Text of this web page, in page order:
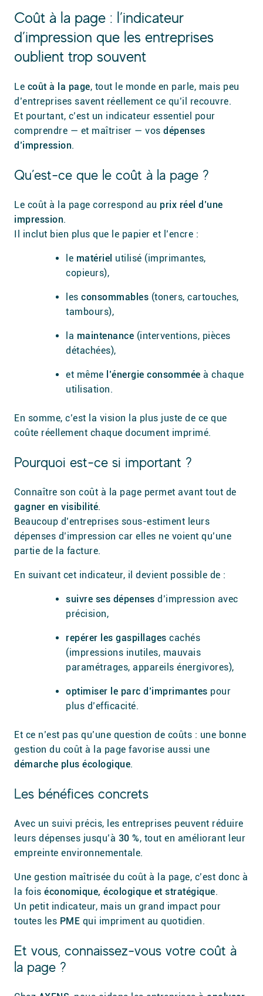
Coût à la page : l’indicateur
d’impression que les entreprises
oublient trop souvent
Le coût à la page, tout le monde en parle, mais peu
d’entreprises savent réellement ce qu’il recouvre.
Et pourtant, c’est un indicateur essentiel pour
comprendre — et maîtriser — vos dépenses
d’impression.
Qu’est-ce que le coût à la page ?
Le coût à la page correspond au prix réel d’une
impression.
Il inclut bien plus que le papier et l’encre :
le matériel utilisé (imprimantes,
copieurs),
les consommables (toners, cartouches,
tambours),
la maintenance (interventions, pièces
détachées),
et même l’énergie consommée à chaque
utilisation.
En somme, c’est la vision la plus juste de ce que
coûte réellement chaque document imprimé.
Pourquoi est-ce si important ?
Connaître son coût à la page permet avant tout de
gagner en visibilité.
Beaucoup d’entreprises sous-estiment leurs
dépenses d’impression car elles ne voient qu’une
partie de la facture.
En suivant cet indicateur, il devient possible de :
suivre ses dépenses d’impression avec
précision,
repérer les gaspillages cachés
(impressions inutiles, mauvais
paramétrages, appareils énergivores),
optimiser le parc d’imprimantes pour
plus d’efficacité.
Et ce n’est pas qu’une question de coûts : une bonne
gestion du coût à la page favorise aussi une
démarche plus écologique.
Les bénéfices concrets
Avec un suivi précis, les entreprises peuvent réduire
leurs dépenses jusqu’à 30 %, tout en améliorant leur
empreinte environnementale.
Une gestion maîtrisée du coût à la page, c’est donc à
la fois économique, écologique et stratégique.
Un petit indicateur, mais un grand impact pour
toutes les PME qui impriment au quotidien.
Et vous, connaissez-vous votre coût à
la page ?